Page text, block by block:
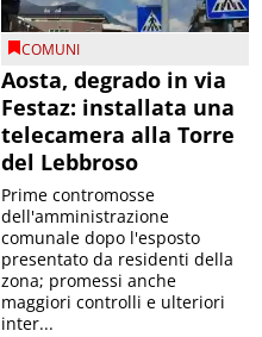
COMUNI
Aosta, degrado in via
Festaz: installata una
telecamera alla Torre
del Lebbroso
Prime contromosse
dell'amministrazione
comunale dopo l'esposto
presentato da residenti della
zona; promessi anche
maggiori controlli e ulteriori
inter...